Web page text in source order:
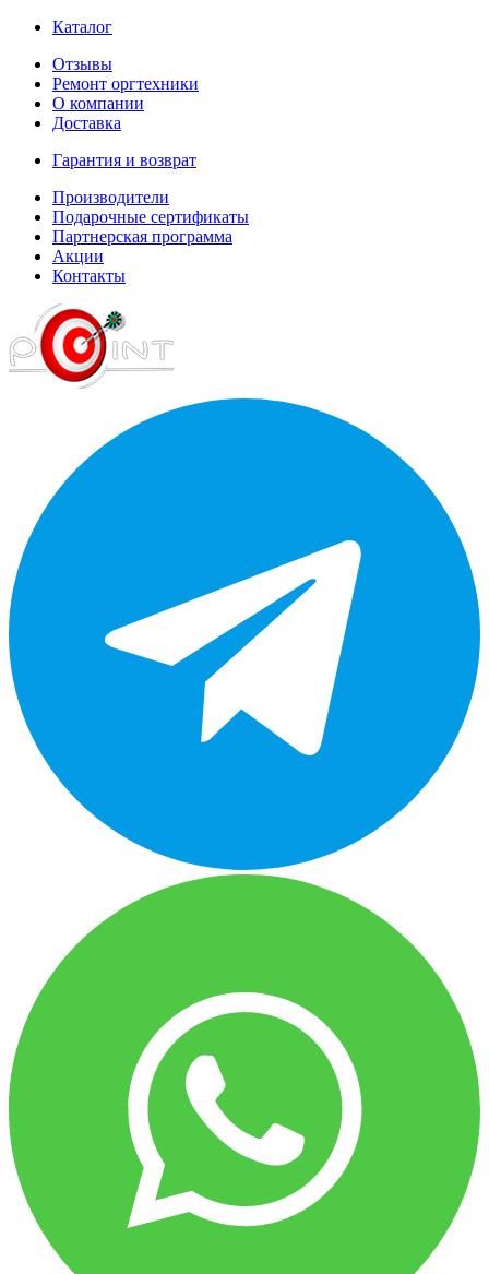
Каталог
Отзывы
Ремонт оргтехники
О компании
Доставка
Гарантия и возврат
Производители
Подарочные сертификаты
Партнерская программа
Акции
Контакты